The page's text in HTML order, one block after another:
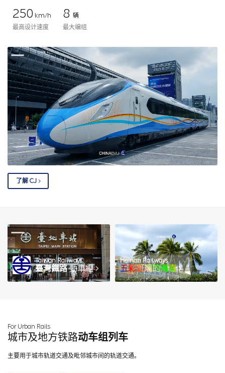
250 km/h
最高设计速度
8 辆
最大编组
了解 CJ
Taiwan Railways
臺灣鐵路動車組
图 / wmteng
Hainan Railways
五彩斑斓的海南
For Urban Rails
城市及地方铁路动车组列车
主要用于城市轨道交通及毗邻城市间的轨道交通。